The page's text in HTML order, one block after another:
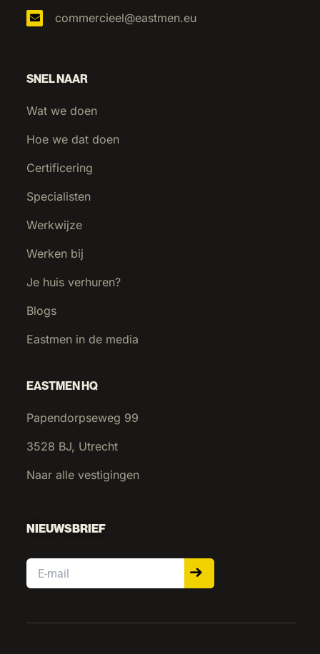
commercieel@eastmen.eu
SNEL NAAR
Wat we doen
Hoe we dat doen
Certificering
Specialisten
Werkwijze
Werken bij
Je huis verhuren?
Blogs
Eastmen in de media
EASTMEN HQ
Papendorpseweg 99
3528 BJ, Utrecht
Naar alle vestigingen
NIEUWSBRIEF
Email